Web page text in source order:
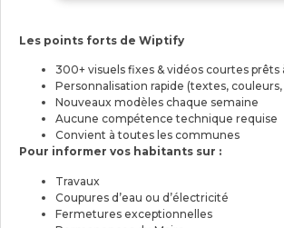
Les points forts de Wiptify
300+ visuels fixes & vidéos courtes prêts
Personnalisation rapide (textes,
Nouveaux modèles chaque semaine
Aucune compétence technique requise
Convient à toutes les communes
Pour informer vos habitants sur :
Travaux
Coupures d’eau ou d’électricité
Fermetures exceptionnelles